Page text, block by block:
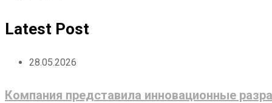
Latest Post
28.05.2026
Компания представила инновационные